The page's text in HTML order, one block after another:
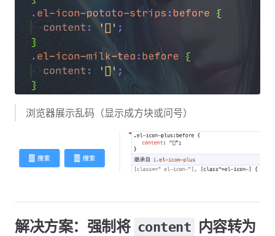
浏览器展示乱码（显示成方块或问号）
解决方案：强制将 content 内容转为